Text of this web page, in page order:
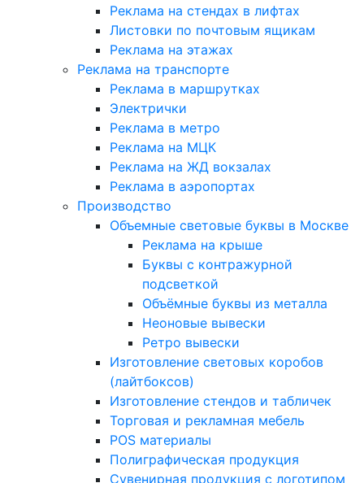
Реклама на стендах в лифтах
Листовки по почтовым ящикам
Реклама на этажах
Реклама на транспорте
Реклама в маршрутках
Электрички
Реклама в метро
Реклама на МЦК
Реклама на ЖД вокзалах
Реклама в аэропортах
Производство
Объемные световые буквы в Москве
Реклама на крыше
Буквы с контражурной
подсветкой
Объёмные буквы из металла
Неоновые вывески
Ретро вывески
Изготовление световых коробов
(лайтбоксов)
Изготовление стендов и табличек
Торговая и рекламная мебель
POS материалы
Полиграфическая продукция
Сувенирная продукция с логотипом